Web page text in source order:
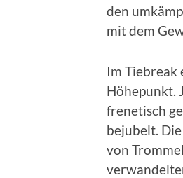
den
mit dem
Im Tiebreak
Höhepunkt.
frenetisch
bejubelt.
von